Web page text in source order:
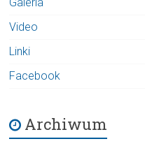
Video
Linki
Facebook
Archiwum